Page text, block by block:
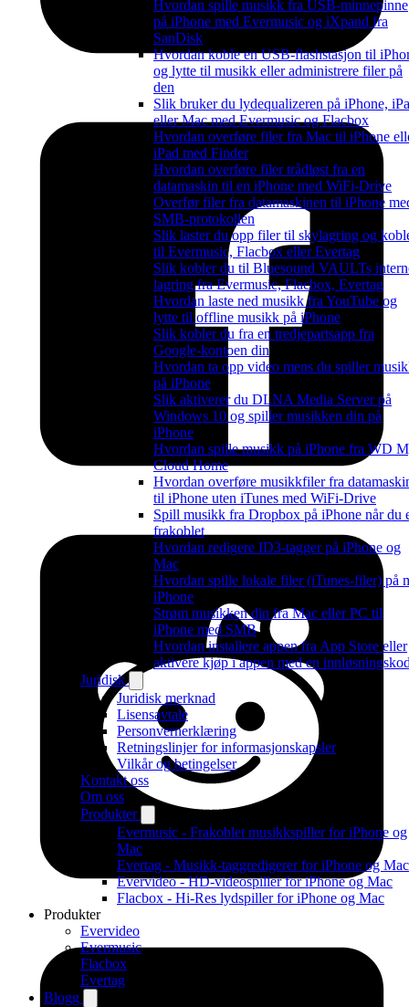
Hvordan spille musikk fra USB-minnepinne
på iPhone med Evermusic og iXpand fra
SanDisk
Hvordan koble en USB-flashstasjon til
og lytte til musikk eller administrere filer på
den
Slik bruker du lydequalizeren på iPhone,
eller Mac med Evermusic og Flacbox
Hvordan overføre filer fra Mac til iPhone
iPad med Finder
Hvordan overføre filer trådløst fra en
datamaskin til en iPhone med WiFi-Drive
Overfør filer fra datamaskinen til iPhone
SMB-protokollen
Slik laster du opp filer til skylagring og
til Evermusic, Flacbox eller Evertag
Slik kobler du til Bluesound VAULTs
lagring fra Evermusic, Flacbox, Evertag
Hvordan laste ned musikk fra YouTube og
lytte til offline musikk på iPhone
Slik kobler du fra en tredjepartsapp fra
Google-kontoen din
Hvordan ta opp video mens du spiller
på iPhone
Slik aktiverer du DLNA Media Server på
Windows 10 og spiller musikken din på
iPhone
Hvordan spille musikk på iPhone fra WD
Cloud Home
Hvordan overføre musikkfiler fra
til iPhone uten iTunes med WiFi-Drive
Spill musikk fra Dropbox på iPhone når du
frakoblet
Hvordan redigere ID3-tagger på iPhone og
Mac
Hvordan spille lokale filer (iTunes-filer) på
iPhone
Strøm musikken din fra Mac eller PC til
iPhone med SMB
Hvordan installere appen fra App Store eller
aktivere kjøp i appen med en
Juridisk
Juridisk merknad
Lisensavtale
Personvernerklæring
Retningslinjer for informasjonskapsler
Vilkår og betingelser
Kontakt oss
Om oss
Produkter
Evermusic - Frakoblet musikkspiller for iPhone og
Mac
Evertag - Musikk-taggredigerer for iPhone og Mac
Evervideo - HD-videospiller for iPhone og Mac
Flacbox - Hi-Res lydspiller for iPhone og Mac
Produkter
Evervideo
Evermusic
Flacbox
Evertag
Blogg